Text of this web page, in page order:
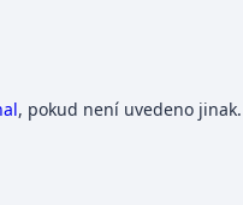
, pokud není uvedeno jinak.